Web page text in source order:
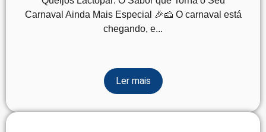
Carnaval Ainda Mais Especial 🎉🧀 O carnaval está
chegando, e...
Ler mais